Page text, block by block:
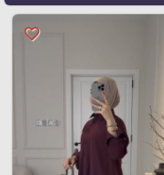
favorite_border